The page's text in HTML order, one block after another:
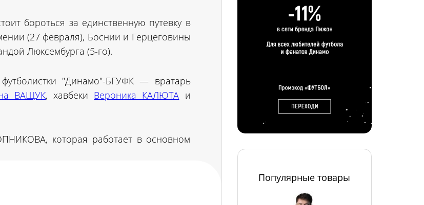
бороться за единственную путевку в
(27 февраля), Боснии и Герцеговины
Люксембурга (5-го).
"Динамо"-БГУФК — вратарь
ВАЩУК, хавбеки Вероника КАЛЮТА и
которая работает в основном
Популярные товары